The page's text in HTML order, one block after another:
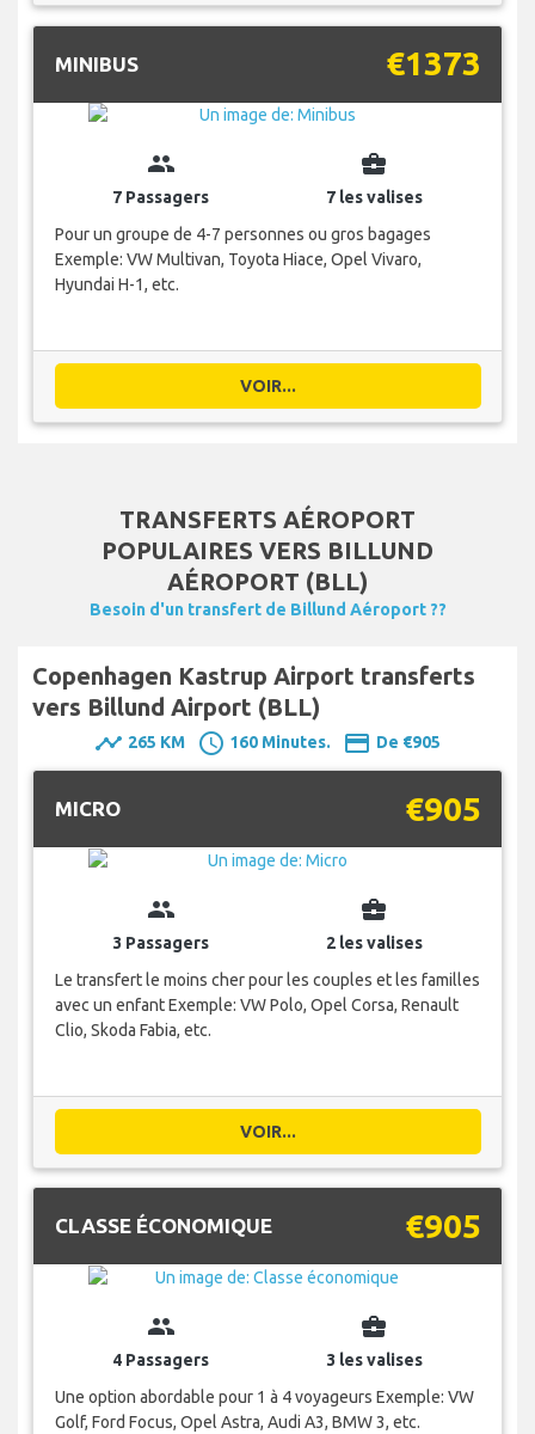
MINIBUS €1373
group
7 Passagers
business_center
7 les valises
Pour un groupe de 4-7 personnes ou gros bagages
Exemple: VW Multivan, Toyota Hiace, Opel Vivaro,
Hyundai H-1, etc.
VOIR...
TRANSFERTS AÉROPORT
POPULAIRES VERS BILLUND
AÉROPORT (BLL)
Besoin d'un transfert de Billund Aéroport ??
Copenhagen Kastrup Airport transferts
vers Billund Airport (BLL)
timeline 265 KM schedule 160 Minutes. payment De €905
MICRO €905
group
3 Passagers
business_center
2 les valises
Le transfert le moins cher pour les couples et les familles
avec un enfant Exemple: VW Polo, Opel Corsa, Renault
Clio, Skoda Fabia, etc.
VOIR...
CLASSE ÉCONOMIQUE €905
group
4 Passagers
business_center
3 les valises
Une option abordable pour 1 à 4 voyageurs Exemple: VW
Golf, Ford Focus, Opel Astra, Audi A3, BMW 3, etc.